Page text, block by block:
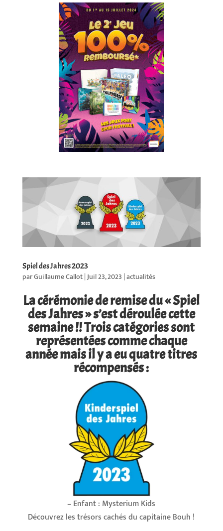
Spiel des Jahres 2023
parGuillaume Callot|Juil 23, 2023 |actualités
La cérémonie de remise du « Spiel
des Jahres » s’est déroulée cette
semaine !! Trois catégories sont
représentées comme chaque
année mais il y a eu quatre titres
récompensés :
– Enfant : Mysterium Kids
Découvrez les trésors cachés du capitaine Bouh !